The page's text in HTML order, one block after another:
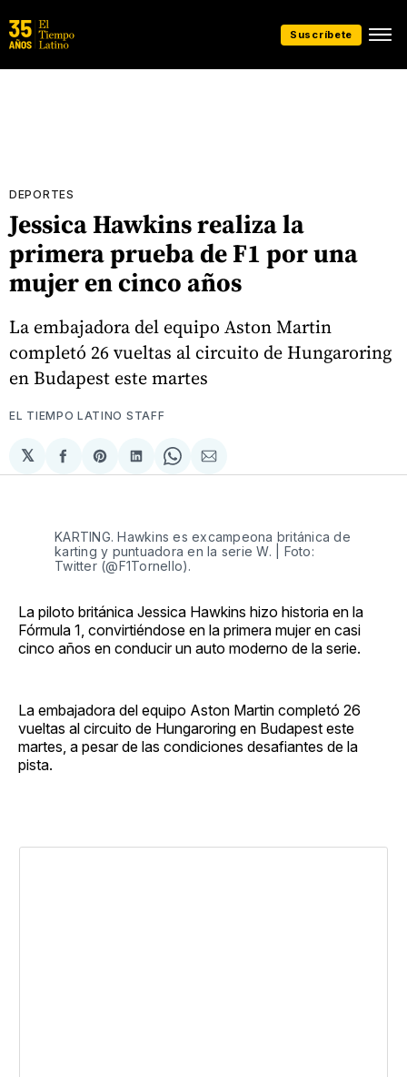
Suscríbete
DEPORTES
Jessica Hawkins realiza la
primera prueba de F1 por una
mujer en cinco años
La embajadora del equipo Aston Martin
completó 26 vueltas al circuito de Hungaroring
en Budapest este martes
EL TIEMPO LATINO STAFF
𝕏
Compartir
en
Share
on
Compartir
en
Share
on
Compartir
via
KARTING. Hawkins es excampeona británica de
karting y puntuadora en la serie W. | Foto:
Twitter (@F1Tornello).
La piloto británica Jessica Hawkins hizo historia en la
Fórmula 1, convirtiéndose en la primera mujer en casi
cinco años en conducir un auto moderno de la serie.
La embajadora del equipo Aston Martin completó 26
vueltas al circuito de Hungaroring en Budapest este
martes, a pesar de las condiciones desafiantes de la
pista.